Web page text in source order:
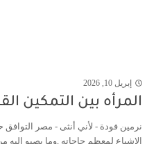
إبريل 10, 2026
المرأه بين التمكين
نرمين فودة - لأني أنثى - مصر
الإشباع لمعظم حاجاته ,وما يصبو اليه